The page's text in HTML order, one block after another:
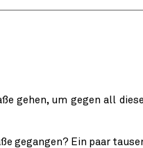
gehen, um gegen all
gegangen? Ein paar